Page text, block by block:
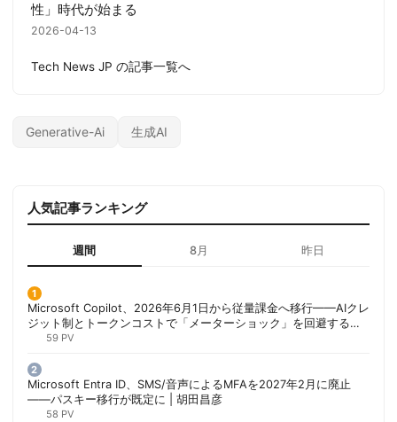
性」時代が始まる
2026-04-13
Tech News JP の記事一覧へ
Generative-Ai 生成AI
人気記事ランキング
週間 8月 昨日
Microsoft Copilot、2026年6月1日から従量課金へ移行——AIクレ
ジット制とトークンコストで「メーターショック」を回避する方
法 | 胡田昌彦
59 PV
Microsoft Entra ID、SMS/音声によるMFAを2027年2月に廃止
——パスキー移行が既定に | 胡田昌彦
58 PV